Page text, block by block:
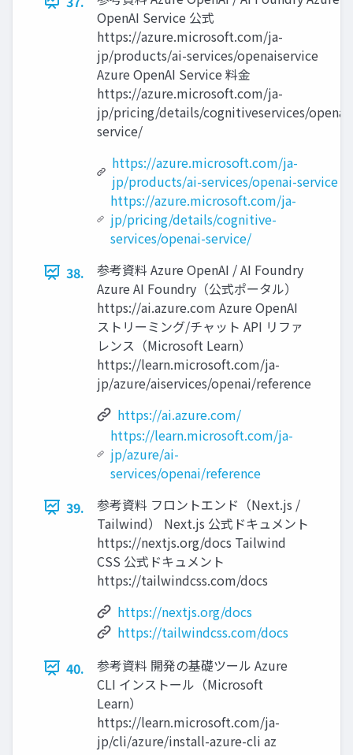
OpenAI Service 公式
https://azure.microsoft.com/ja-
jp/products/ai-services/openaiservice
Azure OpenAI Service 料金
https://azure.microsoft.com/ja-
jp/pricing/details/cognitiveservices/openai-
service/
https://azure.microsoft.com/ja-
jp/products/ai-services/openai-service
https://azure.microsoft.com/ja-
jp/pricing/details/cognitive-
services/openai-service/
38.
参考資料 Azure OpenAI / AI Foundry
Azure AI Foundry（公式ポータル）
https://ai.azure.com Azure OpenAI
ストリーミング/チャット API リファ
レンス（Microsoft Learn）
https://learn.microsoft.com/ja-
jp/azure/aiservices/openai/reference
https://ai.azure.com/
https://learn.microsoft.com/ja-
jp/azure/ai-
services/openai/reference
39.
参考資料 フロントエンド（Next.js /
Tailwind） Next.js 公式ドキュメント
https://nextjs.org/docs Tailwind
CSS 公式ドキュメント
https://tailwindcss.com/docs
https://nextjs.org/docs
https://tailwindcss.com/docs
40.
参考資料 開発の基礎ツール Azure
CLI インストール（Microsoft
Learn）
https://learn.microsoft.com/ja-
jp/cli/azure/install-azure-cli az